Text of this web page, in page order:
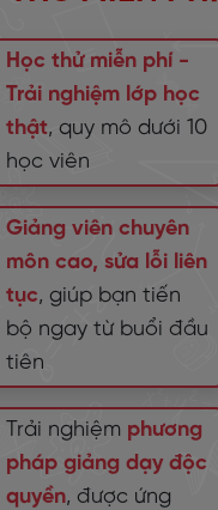
Học thử miễn phí -
Trải nghiệm lớp học
thật, quy mô dưới 10
học viên
Giảng viên chuyên
môn cao, sửa lỗi liên
tục, giúp bạn tiến
bộ ngay từ buổi đầu
tiên
Trải nghiệm phương
pháp giảng dạy độc
quyền, được ứng